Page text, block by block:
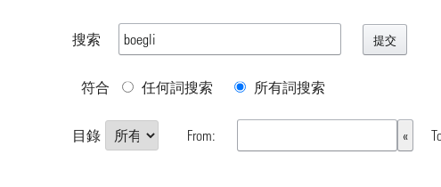
搜索
符合 任何詞搜索 所有詞搜索
目錄 From: